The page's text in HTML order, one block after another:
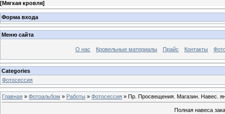
[Мягкая кровля]
Форма входа
Меню сайта
О нас Кровельные материалы Прайс Контакты
Categories
Фотосессия
Главная » Фотоальбом » Работы » Фотосессия » Пр. Просвещения. Магазин. Навес.
Полная навеса